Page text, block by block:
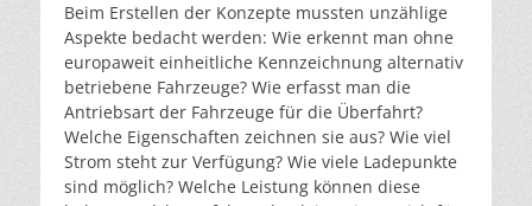
Beim Erstellen der Konzepte mussten unzählige
Aspekte bedacht werden: Wie erkennt man ohne
europaweit einheitliche Kennzeichnung alternativ
betriebene Fahrzeuge? Wie erfasst man die
Antriebsart der Fahrzeuge für die Überfahrt?
Welche Eigenschaften zeichnen sie aus? Wie viel
Strom steht zur Verfügung? Wie viele Ladepunkte
sind möglich? Welche Leistung können diese